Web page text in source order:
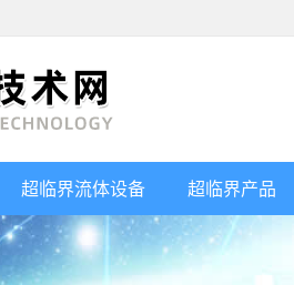
超临界流体设备 超临界产品